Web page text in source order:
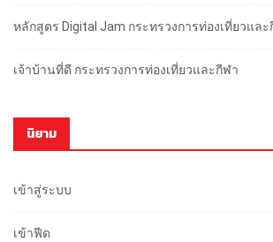
หลักสูตร Digital Jam กระทรวงการท่องเที่ยวและ
เจ้าบ้านที่ดี กระทรวงการท่องเที่ยวและกีฬา
นิยาม
เข้าสู่ระบบ
เข้าฟีด